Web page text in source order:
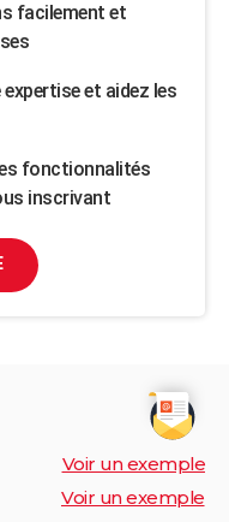
facilement et
et aidez les
fonctionnalités
inscrivant
Voir un exemple
Voir un exemple